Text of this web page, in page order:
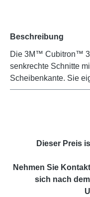
Beschreibung
Die 3M™ Cubitron™ 3
senkrechte Schnitte
Scheibenkante. Sie
Dieser Preis
Nehmen Sie
sich nach